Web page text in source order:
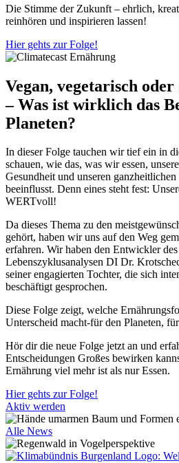
Die Stimme der Zukunft – ehrlich,
reinhören und inspirieren lassen!
Hier gehts zur Folge!
Vegan, vegetarisch oder
– Was ist wirklich das
Planeten?
In dieser Folge tauchen wir tief ein in
schauen, wie das, was wir essen,
Gesundheit und unseren
beeinflusst. Denn eines steht fest:
WERTvoll!
Da dieses Thema zu den
gehört, haben wir uns auf den Weg
erfahren. Wir haben den Entwickler
Lebenszyklusanalysen DI Dr.
seiner engagierten Tochter, die sich
beschäftigt gesprochen.
Diese Folge zeigt, welche
Unterscheid macht-für den Planeten,
Hör dir die neue Folge jetzt an und
Entscheidungen Großes bewirken
Ernährung viel mehr ist als nur Essen.
Hier gehts zur Folge!
Aktiv werden
Alle News